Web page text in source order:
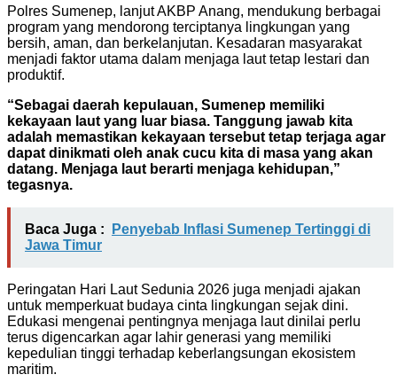
Polres Sumenep, lanjut AKBP Anang, mendukung berbagai
program yang mendorong terciptanya lingkungan yang
bersih, aman, dan berkelanjutan. Kesadaran masyarakat
menjadi faktor utama dalam menjaga laut tetap lestari dan
produktif.
“Sebagai daerah kepulauan, Sumenep memiliki
kekayaan laut yang luar biasa. Tanggung jawab kita
adalah memastikan kekayaan tersebut tetap terjaga agar
dapat dinikmati oleh anak cucu kita di masa yang akan
datang. Menjaga laut berarti menjaga kehidupan,”
tegasnya.
Baca Juga :
Penyebab Inflasi Sumenep Tertinggi di
Jawa Timur
Peringatan Hari Laut Sedunia 2026 juga menjadi ajakan
untuk memperkuat budaya cinta lingkungan sejak dini.
Edukasi mengenai pentingnya menjaga laut dinilai perlu
terus digencarkan agar lahir generasi yang memiliki
kepedulian tinggi terhadap keberlangsungan ekosistem
maritim.